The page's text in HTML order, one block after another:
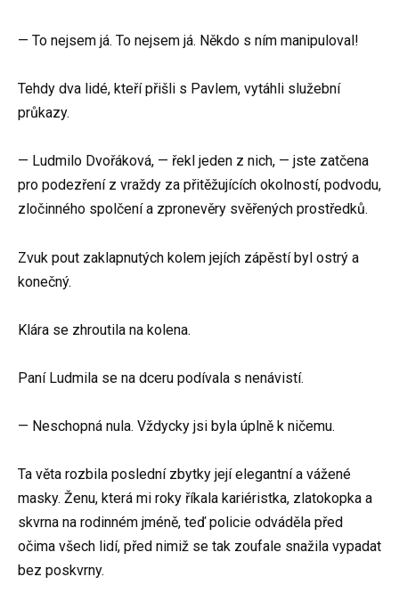
— To nejsem já. To nejsem já. Někdo s ním manipuloval!
Tehdy dva lidé, kteří přišli s Pavlem, vytáhli služební
průkazy.
— Ludmilo Dvořáková, — řekl jeden z nich, — jste zatčena
pro podezření z vraždy za přitěžujících okolností, podvodu,
zločinného spolčení a zpronevěry svěřených prostředků.
Zvuk pout zaklapnutých kolem jejích zápěstí byl ostrý a
konečný.
Klára se zhroutila na kolena.
Paní Ludmila se na dceru podívala s nenávistí.
— Neschopná nula. Vždycky jsi byla úplně k ničemu.
Ta věta rozbila poslední zbytky její elegantní a vážené
masky. Ženu, která mi roky říkala kariéristka, zlatokopka a
skvrna na rodinném jméně, teď policie odváděla před
očima všech lidí, před nimiž se tak zoufale snažila vypadat
bez poskvrny.